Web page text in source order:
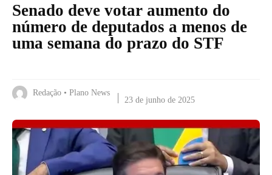
Senado deve votar aumento do
número de deputados a menos de
uma semana do prazo do STF
Redação • Plano News
23 de junho de 2025